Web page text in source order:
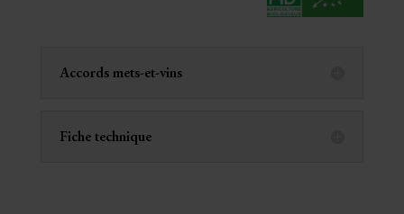
Accords mets-et-vins
Fiche technique